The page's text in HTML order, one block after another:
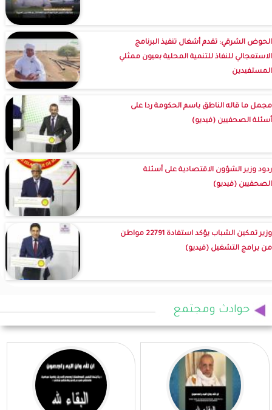
الحوض الشرقي: تقدم أشغال تنفيذ البرنامج
الاستعجالي للنفاذ للتنمية المحلية بعيون ممثلي
المستفيدين
مجمل ما قاله الناطق باسم الحكومة ردا على
أسئلة الصحفيين (فيديو)
ردود وزير الشؤون الاقتصادية على أسئلة
الصحفيين (فيديو)
وزير تمكين الشباب يؤكد استفادة 22791 مواطن
من برامج التشغيل (فيديو)
حوادث ومجتمع